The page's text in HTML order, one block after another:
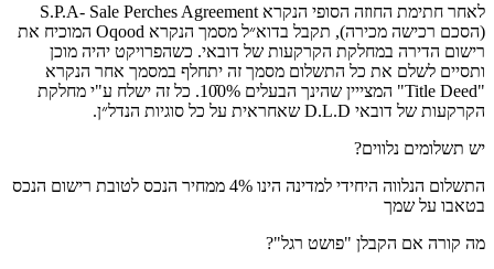
לאחר חתימת החוזה הסופי הנקרא
(הסכם רכישה מכירה), תקבל בדוא״ל מסמך הנקרא Oqood המוכיח את
רישום הדירה במחלקת הקרקעות של דובאי. כשהפרויקט יהיה מוכן
ותסיים לשלם את כל התשלום מסמך זה יתחלף במסמך אחר הנקרא
"Title Deed" המצייין שהינך הבעלים 100ֿֿ%. כל זה ישלח ע"י מחלקת
הקרקעות של דובאי D.L.D שאחראית על כל סוגיות הנדל״ן.
יש תשלומים נלווים?
התשלום הנלווה היחידי למדינה הינו 4% ממחיר הנכס לטובת רישום הנכס
בטאבו על שמך
מה קורה אם הקבלן "פושט רגל"?